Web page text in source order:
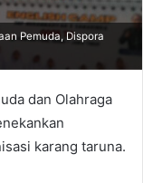
Pemuda, Dispora
dan Olahraga
karang taruna.